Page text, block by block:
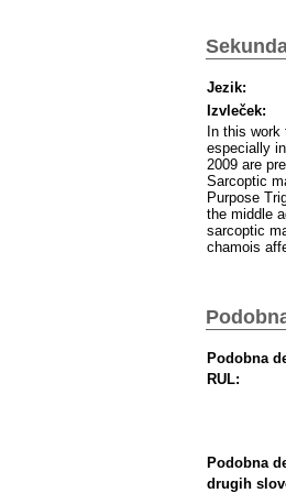
Jezik:
Izvleček:
In this
especially
2009 are
Sarcoptic
Purpose
the middle
sarcoptic
chamois
Podobna
RUL:
Podobna
drugih